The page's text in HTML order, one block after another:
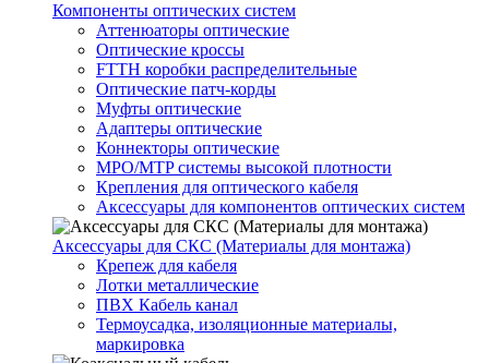
Компоненты оптических систем
Аттенюаторы оптические
Оптические кроссы
FTTH коробки распределительные
Оптические патч-корды
Муфты оптические
Адаптеры оптические
Коннекторы оптические
MPO/MTP системы высокой плотности
Крепления для оптического кабеля
Аксессуары для компонентов оптических систем
Аксессуары для СКС (Материалы для монтажа)
Крепеж для кабеля
Лотки металлические
ПВХ Кабель канал
Термоусадка, изоляционные материалы,
маркировка